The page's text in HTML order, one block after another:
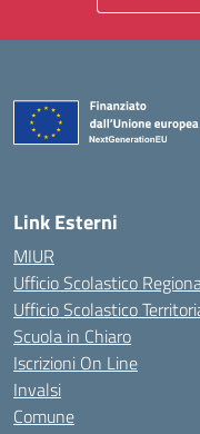
Link Esterni
MIUR
Ufficio Scolastico
Ufficio Scolastico
Scuola in Chiaro
Iscrizioni On Line
Invalsi
Comune